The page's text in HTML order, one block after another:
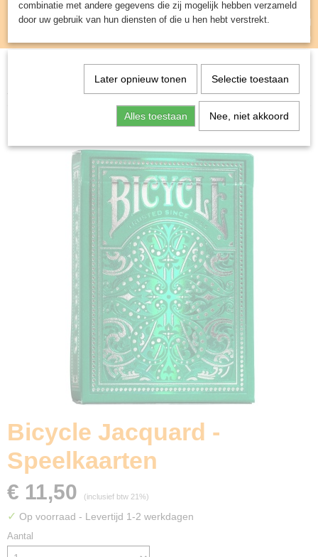
Inloggen Registreren
UW WINKELWAGEN
(0)
Spellen & Puzzels> Bicycle Jacquard -
Bicycle Jacquard -
Speelkaarten
€ 11,50 (inclusief btw 21%)
✓ Op voorraad - Levertijd 1-2 werkdagen
Aantal
combinatie met andere gegevens die zij mogelijk hebben verzameld
door uw gebruik van hun diensten of die u hen hebt verstrekt.
Later opnieuw tonen Selectie toestaan
Alles toestaan Nee, niet akkoord